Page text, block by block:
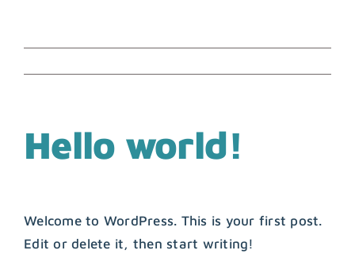
Hello world!
Welcome to WordPress. This is your first post.
Edit or delete it, then start writing!